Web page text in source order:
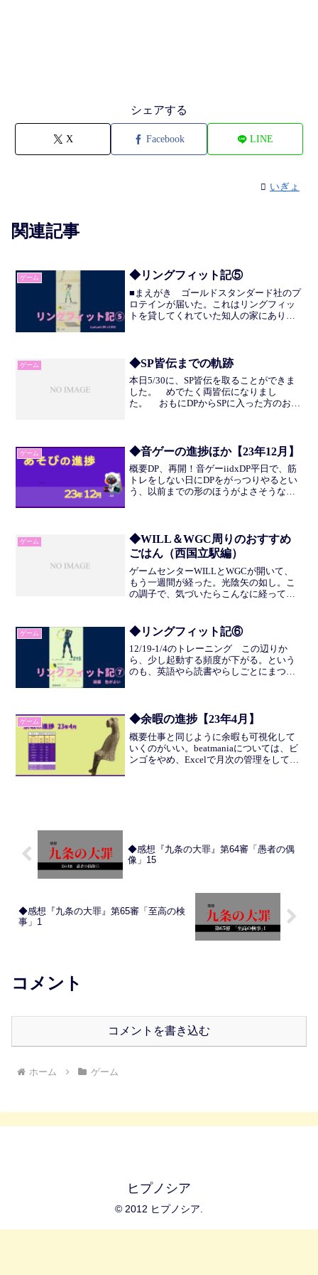
シェアする
X Facebook LINE
いぎょ
関連記事
ゲーム ◆リングフィット記⑤
■まえがき ゴールドスタンダード社のプ
ロテインが届いた。これはリングフィッ
トを貸してくれていた知人の家にあり、
しても、ひとりぐらしの...
ゲーム ◆SP皆伝までの軌跡
本日5/30に、SP皆伝を取ることができま
した。 めでたく両皆伝になりまし
た。 おもにDPからSPに入った方のお役
ったのは去...
ゲーム ◆音ゲーの進捗ほか【23年12月】
概要DP、再開！音ゲーiidxDP平日で、筋
トレをしない日にDPをがっつりやるとい
う、以前までの形のほうがよさそうな感
トレ習慣がすっ...
ゲーム
◆WILL＆WGC周りのおすすめ
ごはん（西国立駅編）
ゲームセンターWILLとWGCが開いて、
もう一週間が経った。光陰矢の如し。こ
の調子で、気づいたらこんなに経ってた
し夏は暑いし立川駅からあそこまで歩く
のはちょっと（ここま...
ゲーム ◆リングフィット記⑥
12/19-1/4のトレーニング この辺りか
ら、少し起動する頻度が下がる。という
のも、英語やら読書やらしごとにまつわ
おそれもあるので...
ゲーム ◆余暇の進捗【23年4月】
概要仕事と同じように余暇も可視化して
いくのがいい。beatmaniaについては、ビ
ンゴをやめ、Excelで月次の管理をしてい
◆感想『九条の大罪』第64審「愚者の偶
像」15
◆感想『九条の大罪』第65審「至高の検
事」1
コメント
コメントを書き込む
ホーム ゲーム
ヒプノシア
© 2012 ヒプノシア.